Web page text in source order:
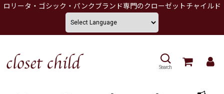
ロリータ・ゴシック・パンクブランド専門のクローゼットチャイルド
Search